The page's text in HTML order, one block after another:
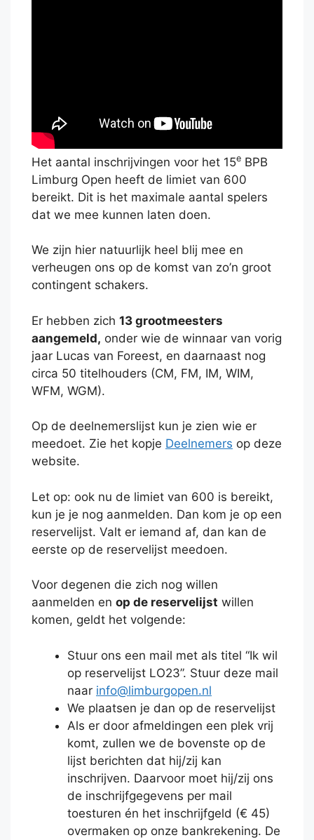
Het aantal inschrijvingen voor het 15e BPB
Limburg Open heeft de limiet van 600
bereikt. Dit is het maximale aantal spelers
dat we mee kunnen laten doen.
We zijn hier natuurlijk heel blij mee en
verheugen ons op de komst van zo’n groot
contingent schakers.
Er hebben zich 13 grootmeesters
aangemeld, onder wie de winnaar van vorig
jaar Lucas van Foreest, en daarnaast nog
circa 50 titelhouders (CM, FM, IM, WIM,
WFM, WGM).
Op de deelnemerslijst kun je zien wie er
meedoet. Zie het kopje Deelnemers op deze
website.
Let op: ook nu de limiet van 600 is bereikt,
kun je je nog aanmelden. Dan kom je op een
reservelijst. Valt er iemand af, dan kan de
eerste op de reservelijst meedoen.
Voor degenen die zich nog willen
aanmelden en op de reservelijst willen
komen, geldt het volgende:
Stuur ons een mail met als titel “Ik wil
op reservelijst LO23”. Stuur deze mail
naar info@limburgopen.nl
We plaatsen je dan op de reservelijst
Als er door afmeldingen een plek vrij
komt, zullen we de bovenste op de
lijst berichten dat hij/zij kan
inschrijven. Daarvoor moet hij/zij ons
de inschrijfgegevens per mail
toesturen én het inschrijfgeld (€ 45)
overmaken op onze bankrekening. De